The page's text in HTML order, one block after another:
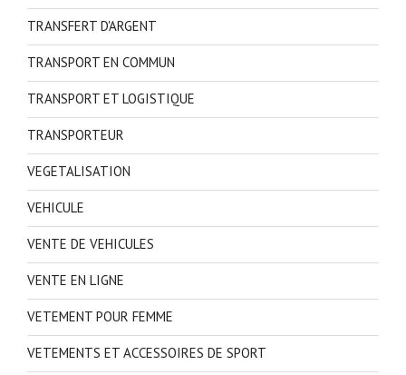
TRANSFERT D'ARGENT
TRANSPORT EN COMMUN
TRANSPORT ET LOGISTIQUE
TRANSPORTEUR
VEGETALISATION
VEHICULE
VENTE DE VEHICULES
VENTE EN LIGNE
VETEMENT POUR FEMME
VETEMENTS ET ACCESSOIRES DE SPORT